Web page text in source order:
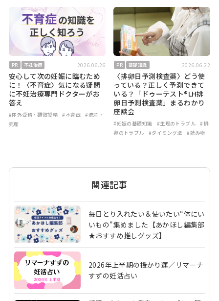
PR 不妊治療 2026.06.26
安心して次の妊娠に臨むため
に！〈不育症〉気になる疑問
に不妊治療専門ドクターがお
答え
#体外受精・顕微授精 #不育症
#流産・
死産
PR 基礎知識 2026.06.22
〈排卵日予測検査薬〉どう使
っている？正しく予測できて
いる？「ドゥーテスト®LH排
卵日予測検査薬」まるわかり
座談会
#妊娠の基礎知識 #生理のトラブル
#排
卵のトラブル
#タイミング法 #読み物
関連記事
毎日とり入れたい＆使いたい“体にい
いもの"集めました【あかほし編集部
★おすすめ推しグッズ】
2026年上半期の授かり運／リマーナ
すずの妊活占い